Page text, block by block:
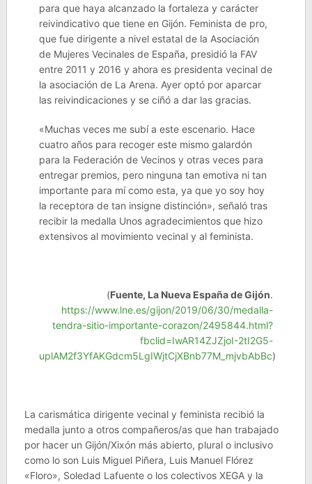
para que haya alcanzado la fortaleza y carácter
reivindicativo que tiene en Gijón. Feminista de pro,
que fue dirigente a nivel estatal de la Asociación
de Mujeres Vecinales de España, presidió la FAV
entre 2011 y 2016 y ahora es presidenta vecinal de
la asociación de La Arena. Ayer optó por aparcar
las reivindicaciones y se ciñó a dar las gracias.
«Muchas veces me subí a este escenario. Hace
cuatro años para recoger este mismo galardón
para la Federación de Vecinos y otras veces para
entregar premios, pero ninguna tan emotiva ni tan
importante para mí como esta, ya que yo soy hoy
la receptora de tan insigne distinción», señaló tras
recibir la medalla Unos agradecimientos que hizo
extensivos al movimiento vecinal y al feminista.
(Fuente, La Nueva España de Gijón.
https://www.lne.es/gijon/2019/06/30/medalla-
tendra-sitio-importante-corazon/2495844.html?
fbclid=IwAR14ZJZjoI-2tI2G5-
uplAM2f3YfAKGdcm5LgIWjtCjXBnb77M_mjvbAbBc)
La carismática dirigente vecinal y feminista recibió la
medalla junto a otros compañeros/as que han trabajado
por hacer un Gijón/Xixón más abierto, plural o inclusivo
como lo son Luis Miguel Piñera, Luis Manuel Flórez
«Floro», Soledad Lafuente o los colectivos XEGA y la